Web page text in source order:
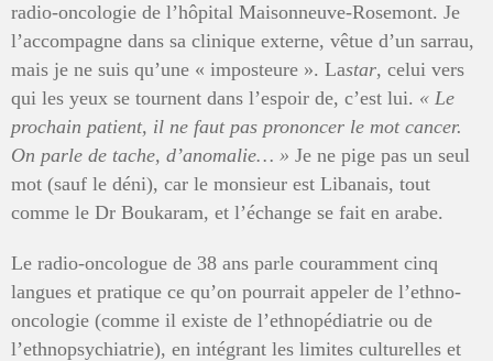
radio-oncologie de l’hôpital Maisonneuve-Rosemont. Je
l’accompagne dans sa clinique externe, vêtue d’un sarrau,
mais je ne suis qu’une « imposteure ». Lastar, celui vers
qui les yeux se tournent dans l’espoir de, c’est lui. « Le
prochain patient, il ne faut pas prononcer le mot cancer.
On parle de tache, d’anomalie… » Je ne pige pas un seul
mot (sauf le déni), car le monsieur est Libanais, tout
comme le Dr Boukaram, et l’échange se fait en arabe.
Le radio-oncologue de 38 ans parle couramment cinq
langues et pratique ce qu’on pourrait appeler de l’ethno-
oncologie (comme il existe de l’ethnopédiatrie ou de
l’ethnopsychiatrie), en intégrant les limites culturelles et